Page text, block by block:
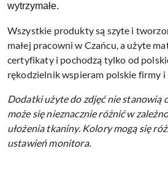
wytrzymałe.
Wszystkie produkty są szyte i
małej pracowni w Czańcu, a użyte
certyfikaty i pochodzą tylko od
rękodzielnik wspieram polskie firmy
Dodatki użyte do zdjęć nie stanowią
może się nieznacznie różnić w
ułożenia tkaniny. Kolory mogą się
ustawień monitora.